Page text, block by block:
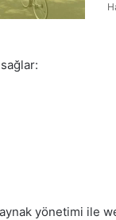
yönetimi ile